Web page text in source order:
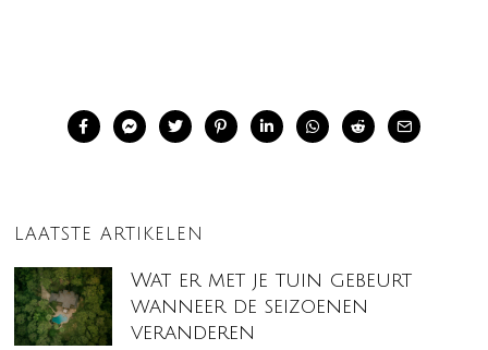
LAATSTE ARTIKELEN
Wat er met je tuin gebeurt
wanneer de seizoenen
veranderen